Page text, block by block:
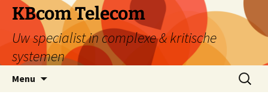
naarKBcom Telecom
Uw specialist in complexe & kritische
systemen
Menu
Zoeken
naar: